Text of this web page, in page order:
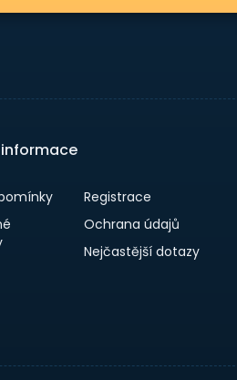
Registrace
Ochrana údajů
Nejčastější dotazy